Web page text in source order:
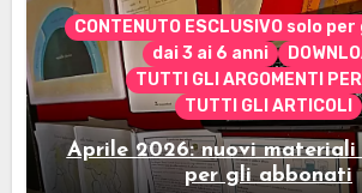
CONTENUTO ESCLUSIVO solo
dai 3 ai 6 anni
TUTTI GLI ARGOMENTI
TUTTI GLI ARTICOLI
Aprile 2026: nuovi materiali
per gli abbonati